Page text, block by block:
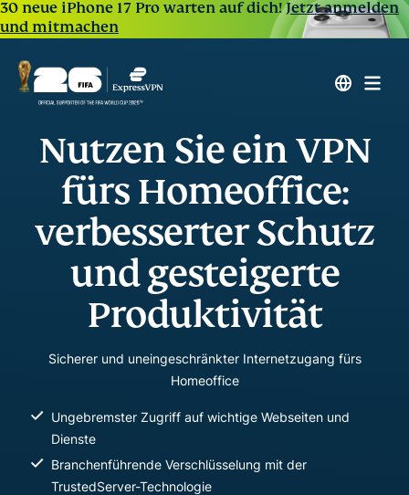
30 neue iPhone 17 Pro warten auf dich!Jetzt anmelden
und mitmachen
Nutzen Sie ein VPN
fürs Homeoffice:
verbesserter Schutz
und gesteigerte
Produktivität
Sicherer und uneingeschränkter Internetzugang fürs
Homeoffice
Ungebremster Zugriff auf wichtige Webseiten und
Dienste
Branchenführende Verschlüsselung mit der
TrustedServer-Technologie